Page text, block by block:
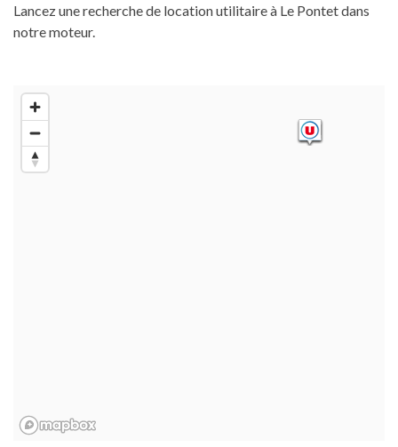
Lancez une recherche de location utilitaire à Le Pontet dans
notre moteur.